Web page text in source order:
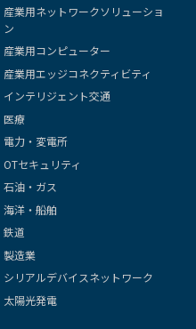
産業用ネットワークソリューショ
ン
産業用コンピューター
産業用エッジコネクティビティ
インテリジェント交通
医療
電力・変電所
OTセキュリティ
石油・ガス
海洋・船舶
鉄道
製造業
シリアルデバイスネットワーク
太陽光発電